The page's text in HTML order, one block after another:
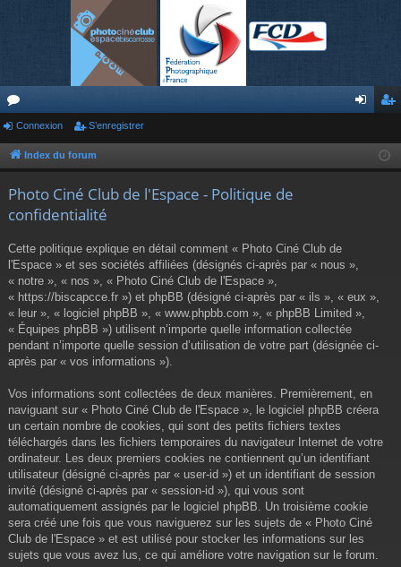
or
u nr
Connexion S’enregistrer
Index du forum
Photo Ciné Club de l'Espace - Politique de
confidentialité
Cette politique explique en détail comment « Photo Ciné Club de
l'Espace » et ses sociétés affiliées (désignés ci-après par « nous »,
« notre », « nos », « Photo Ciné Club de l'Espace »,
« https://biscapcce.fr ») et phpBB (désigné ci-après par « ils », « eux »,
« leur », « logiciel phpBB », « www.phpbb.com », « phpBB Limited »,
« Équipes phpBB ») utilisent n’importe quelle information collectée
pendant n’importe quelle session d’utilisation de votre part (désignée ci-
après par « vos informations »).
Vos informations sont collectées de deux manières. Premièrement, en
naviguant sur « Photo Ciné Club de l'Espace », le logiciel phpBB créera
un certain nombre de cookies, qui sont des petits fichiers textes
téléchargés dans les fichiers temporaires du navigateur Internet de votre
ordinateur. Les deux premiers cookies ne contiennent qu’un identifiant
utilisateur (désigné ci-après par « user-id ») et un identifiant de session
invité (désigné ci-après par « session-id »), qui vous sont
automatiquement assignés par le logiciel phpBB. Un troisième cookie
sera créé une fois que vous naviguerez sur les sujets de « Photo Ciné
Club de l'Espace » et est utilisé pour stocker les informations sur les
sujets que vous avez lus, ce qui améliore votre navigation sur le forum.